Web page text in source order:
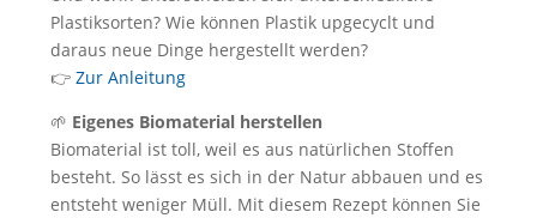
Plastiksorten? Wie können Plastik upgecyclt und
daraus neue Dinge hergestellt werden?
👉 Zur Anleitung
🌱 Eigenes Biomaterial herstellen
Biomaterial ist toll, weil es aus natürlichen Stoffen
besteht. So lässt es sich in der Natur abbauen und es
entsteht weniger Müll. Mit diesem Rezept können Sie